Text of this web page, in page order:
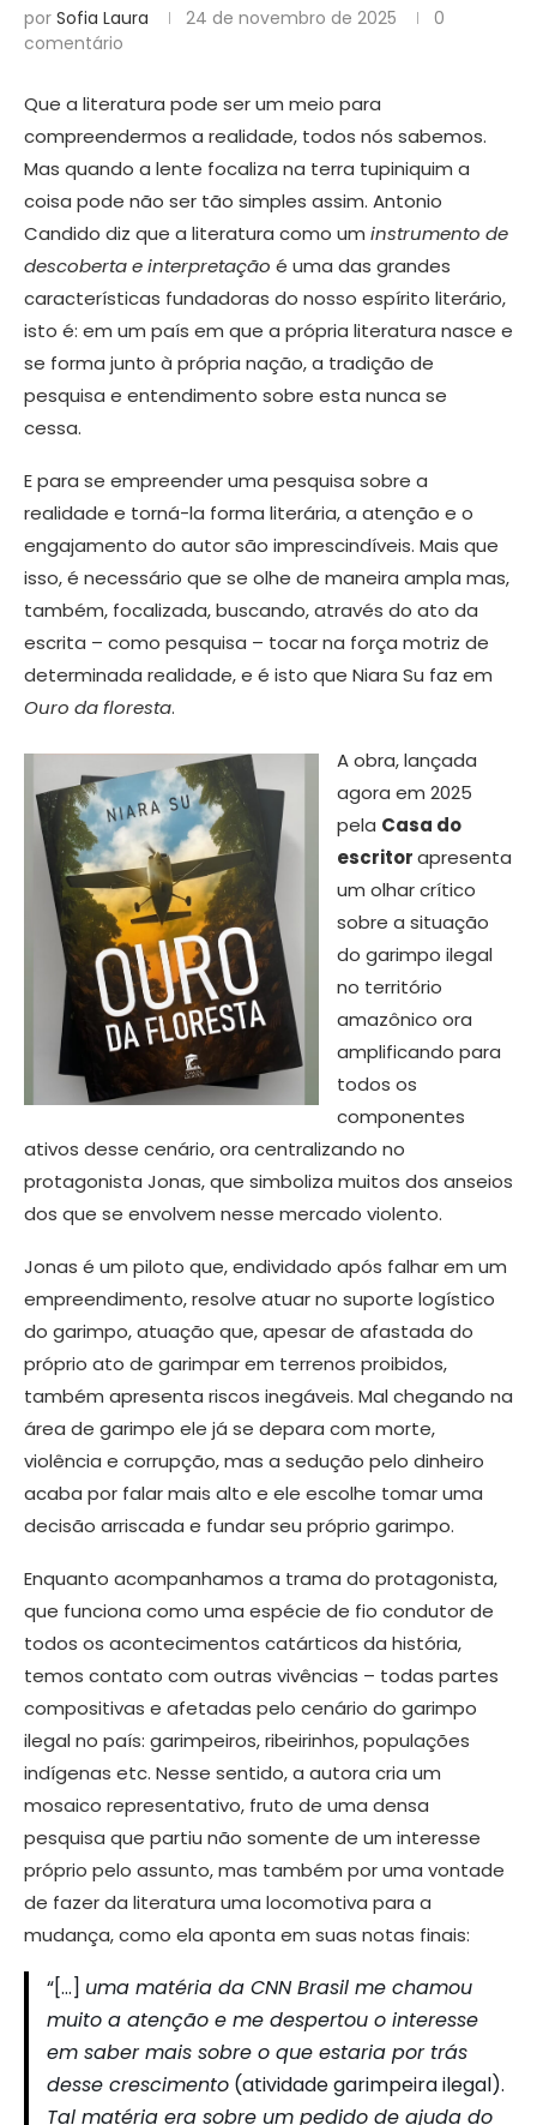
por Sofia Laura 24 de novembro de 2025
0
comentário
Que a literatura pode ser um meio para
compreendermos a realidade, todos nós sabemos.
Mas quando a lente focaliza na terra tupiniquim a
coisa pode não ser tão simples assim. Antonio
Candido diz que a literatura como um instrumento de
descoberta e interpretação é uma das grandes
características fundadoras do nosso espírito literário,
isto é: em um país em que a própria literatura nasce e
se forma junto à própria nação, a tradição de
pesquisa e entendimento sobre esta nunca se
cessa.
E para se empreender uma pesquisa sobre a
realidade e torná-la forma literária, a atenção e o
engajamento do autor são imprescindíveis. Mais que
isso, é necessário que se olhe de maneira ampla mas,
também, focalizada, buscando, através do ato da
escrita – como pesquisa – tocar na força motriz de
determinada realidade, e é isto que Niara Su faz em
Ouro da floresta.
A obra, lançada
agora em 2025
pela Casa do
escritorapresenta
um olhar crítico
sobre a situação
do garimpo ilegal
no território
amazônico ora
amplificando para
todos os
componentes
ativos desse cenário, ora centralizando no
protagonista Jonas, que simboliza muitos dos anseios
dos que se envolvem nesse mercado violento.
Jonas é um piloto que, endividado após falhar em um
empreendimento, resolve atuar no suporte logístico
do garimpo, atuação que, apesar de afastada do
próprio ato de garimpar em terrenos proibidos,
também apresenta riscos inegáveis. Mal chegando na
área de garimpo ele já se depara com morte,
violência e corrupção, mas a sedução pelo dinheiro
acaba por falar mais alto e ele escolhe tomar uma
decisão arriscada e fundar seu próprio garimpo.
Enquanto acompanhamos a trama do protagonista,
que funciona como uma espécie de fio condutor de
todos os acontecimentos catárticos da história,
temos contato com outras vivências – todas partes
compositivas e afetadas pelo cenário do garimpo
ilegal no país: garimpeiros, ribeirinhos, populações
indígenas etc. Nesse sentido, a autora cria um
mosaico representativo, fruto de uma densa
pesquisa que partiu não somente de um interesse
próprio pelo assunto, mas também por uma vontade
de fazer da literatura uma locomotiva para a
mudança, como ela aponta em suas notas finais:
“[…] uma matéria da CNN Brasil me chamou
muito a atenção e me despertou o interesse
em saber mais sobre o que estaria por trás
desse crescimento (atividade garimpeira ilegal).
Tal matéria era sobre um pedido de ajuda do